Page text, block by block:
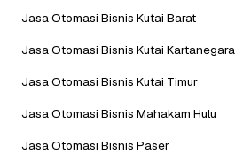
Jasa Otomasi Bisnis Kutai Barat
Jasa Otomasi Bisnis Kutai Kartanegara
Jasa Otomasi Bisnis Kutai Timur
Jasa Otomasi Bisnis Mahakam Hulu
Jasa Otomasi Bisnis Paser